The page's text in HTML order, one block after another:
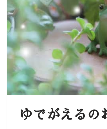
ゆでがえるの